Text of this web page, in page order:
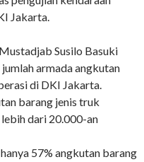
Jakarta.
Susilo Basuki
armada angkutan
di DKI Jakarta.
barang jenis truk
dari 20.000-an
57% angkutan barang